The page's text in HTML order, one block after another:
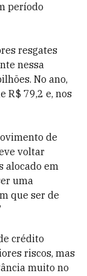
período
resgates
nessa
No ano,
R$ 79,2 e, nos
de
voltar
alocado em
uma
que ser de
crédito
riscos, mas
muito no